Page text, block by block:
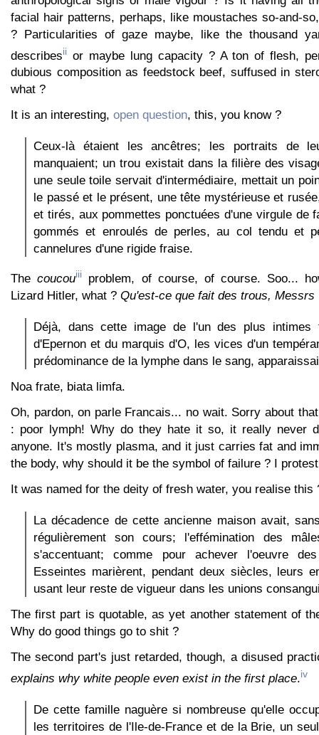
facial hair patterns, perhaps, like moustaches so-and-
? Particularities of gaze maybe, like the thousand
describesii or maybe lung capacity ? A ton of flesh,
dubious composition as feedstock beef, suffused in
what ?
It is an interesting, open question, this, you know ?
Ceux-là étaient les ancêtres; les portraits de
manquaient; un trou existait dans la filière des
une seule toile servait d'intermédiaire, mettait un
le passé et le présent, une tête mystérieuse et
et tirés, aux pommettes ponctuées d'une virgule de
gommés et enroulés de perles, au col tendu et
cannelures d'une rigide fraise.
Thecoucouiii
problem, of course, of course. Soo...
Lizard Hitler, what ? Qu'est-ce que fait des trous, Messrs
Déjà, dans cette image de l'un des plus intimes
d'Epernon et du marquis d'O, les vices d'un
prédominance de la lymphe dans le sang,
Noa frate, biata limfa.
Oh, pardon, on parle Francais... no wait. Sorry about
: poor lymph! Why do they hate it so, it really never
anyone. It's mostly plasma, and it just carries fat and
the body, why should it be the symbol of failure ? I
It was named for the deity of fresh water, you realise this
La décadence de cette ancienne maison avait,
régulièrement son cours; l'effémination des
s'accentuant; comme pour achever l'oeuvre
Esseintes marièrent, pendant deux siècles, leurs
usant leur reste de vigueur dans les unions
The first part is quotable, as yet another statement of
Why do good things go to shit ?
The second part's just retarded, though, a disused
explains why white people even exist in the first place.iv
De cette famille naguère si nombreuse qu'elle
les territoires de l'Ile-de-France et de la Brie, un